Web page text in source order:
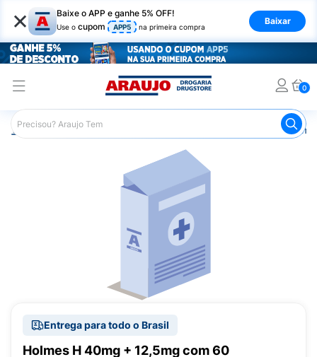
× Baixe o APP e ganhe 5% OFF!
Use o cupom APP5 na primeira compra
Baixar
0
Araujo Medicamentos
Entrega para todo o Brasil
Holmes H 40mg + 12,5mg com 60